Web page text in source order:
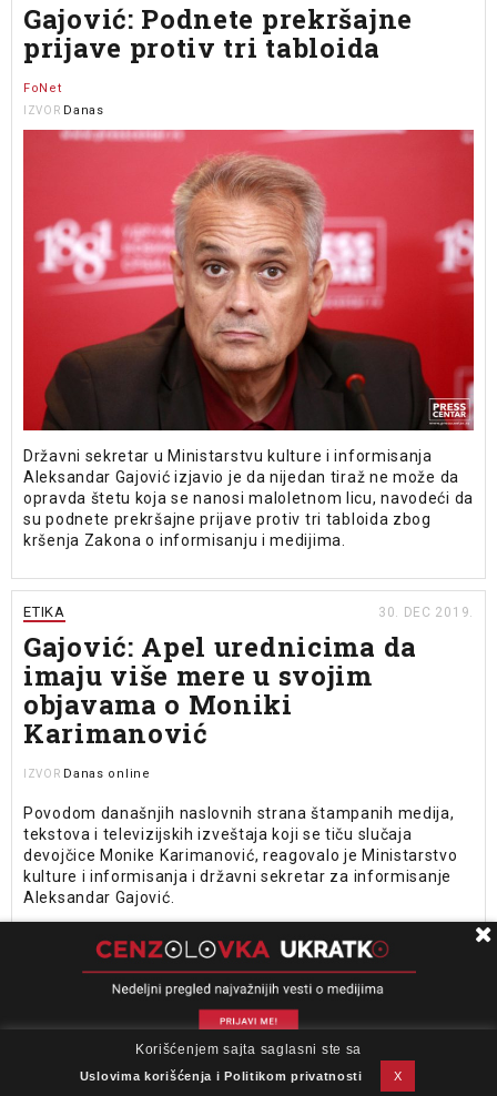
Gajović: Podnete prekršajne
prijave protiv tri tabloida
FoNet
IZVOR Danas
Državni sekretar u Ministarstvu kulture i informisanja
Aleksandar Gajović izjavio je da nijedan tiraž ne može da
opravda štetu koja se nanosi maloletnom licu, navodeći da
su podnete prekršajne prijave protiv tri tabloida zbog
kršenja Zakona o informisanju i medijima.
ETIKA 30. DEC 2019.
Gajović: Apel urednicima da
imaju više mere u svojim
objavama o Moniki
Karimanović
IZVOR Danas online
Povodom današnjih naslovnih strana štampanih medija,
tekstova i televizijskih izveštaja koji se tiču slučaja
devojčice Monike Karimanović, reagovalo je Ministarstvo
kulture i informisanja i državni sekretar za informisanje
Aleksandar Gajović.
DRŽAVA I MEDIJI 28. DEC 2019.
Gajović: Obećavam da ću pitati
predstavnike vlasti zašto ne
dolaze na N1
Impresum Podrška Kontakt
Newsletter
Uslovi korišćenja
Korišćenjem sajta saglasni ste sa
Uslovima korišćenja i Politikom privatnosti X